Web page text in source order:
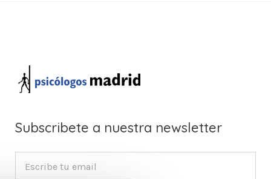
Subscribete a nuestra newsletter